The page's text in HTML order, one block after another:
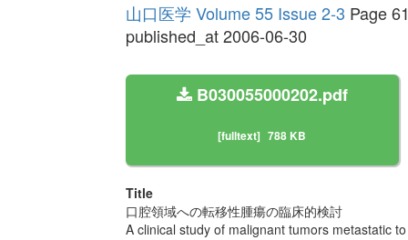
山口医学 Volume 55 Issue 2-3 Page
published_at 2006-06-30
B030055000202.pdf
[fulltext] 788 KB
Title
口腔領域への転移性腫瘍の臨床的検討
A clinical study of malignant tumors metastatic